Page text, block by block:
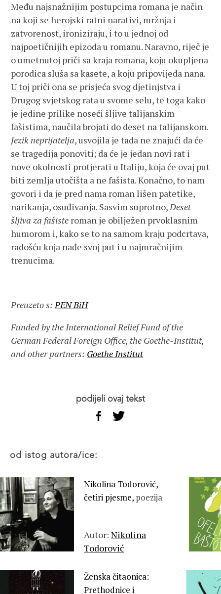
Među najsnažnijim postupcima romana je način
na koji se herojski ratni narativi, mržnja i
zatvorenost, ironiziraju, i to u jednoj od
najpoetičnijih epizoda u romanu. Naravno, riječ je
o umetnutoj priči sa kraja romana, koju okupljena
porodica sluša sa kasete, a koju pripovijeda nana.
U toj priči ona se prisjeća svog djetinjstva i
Drugog svjetskog rata u svome selu, te toga kako
je jedine prilike noseći šljive talijanskim
fašistima, naučila brojati do deset na talijanskom.
Jezik neprijatelja, usvojila je tada ne znajući da će
se tragedija ponoviti; da će je jedan novi rat i
nove okolnosti protjerati u Italiju, koja će ovaj put
biti zemlja utočišta a ne fašista. Konačno, to nam
govori i da je pred nama roman lišen patetike,
narikanja, osuđivanja. Sasvim suprotno,Deset
šljiva za fašiste roman je obilježen prvoklasnim
humorom i, kako se to na samom kraju podcrtava,
radošću koja nađe svoj put i u najmračnijim
trenucima.
Preuzeto s:PEN BiH
Funded by the International Relief Fund of the
German Federal Foreign Office, the Goethe-Institut,
and other partners: Goethe Institut
podijeli ovaj tekst
od istog autora/ice:
Nikolina Todorović,
četiri pjesme, poezija
Autor: Nikolina
Todorović
Ženska čitaonica:
Prethodnice i